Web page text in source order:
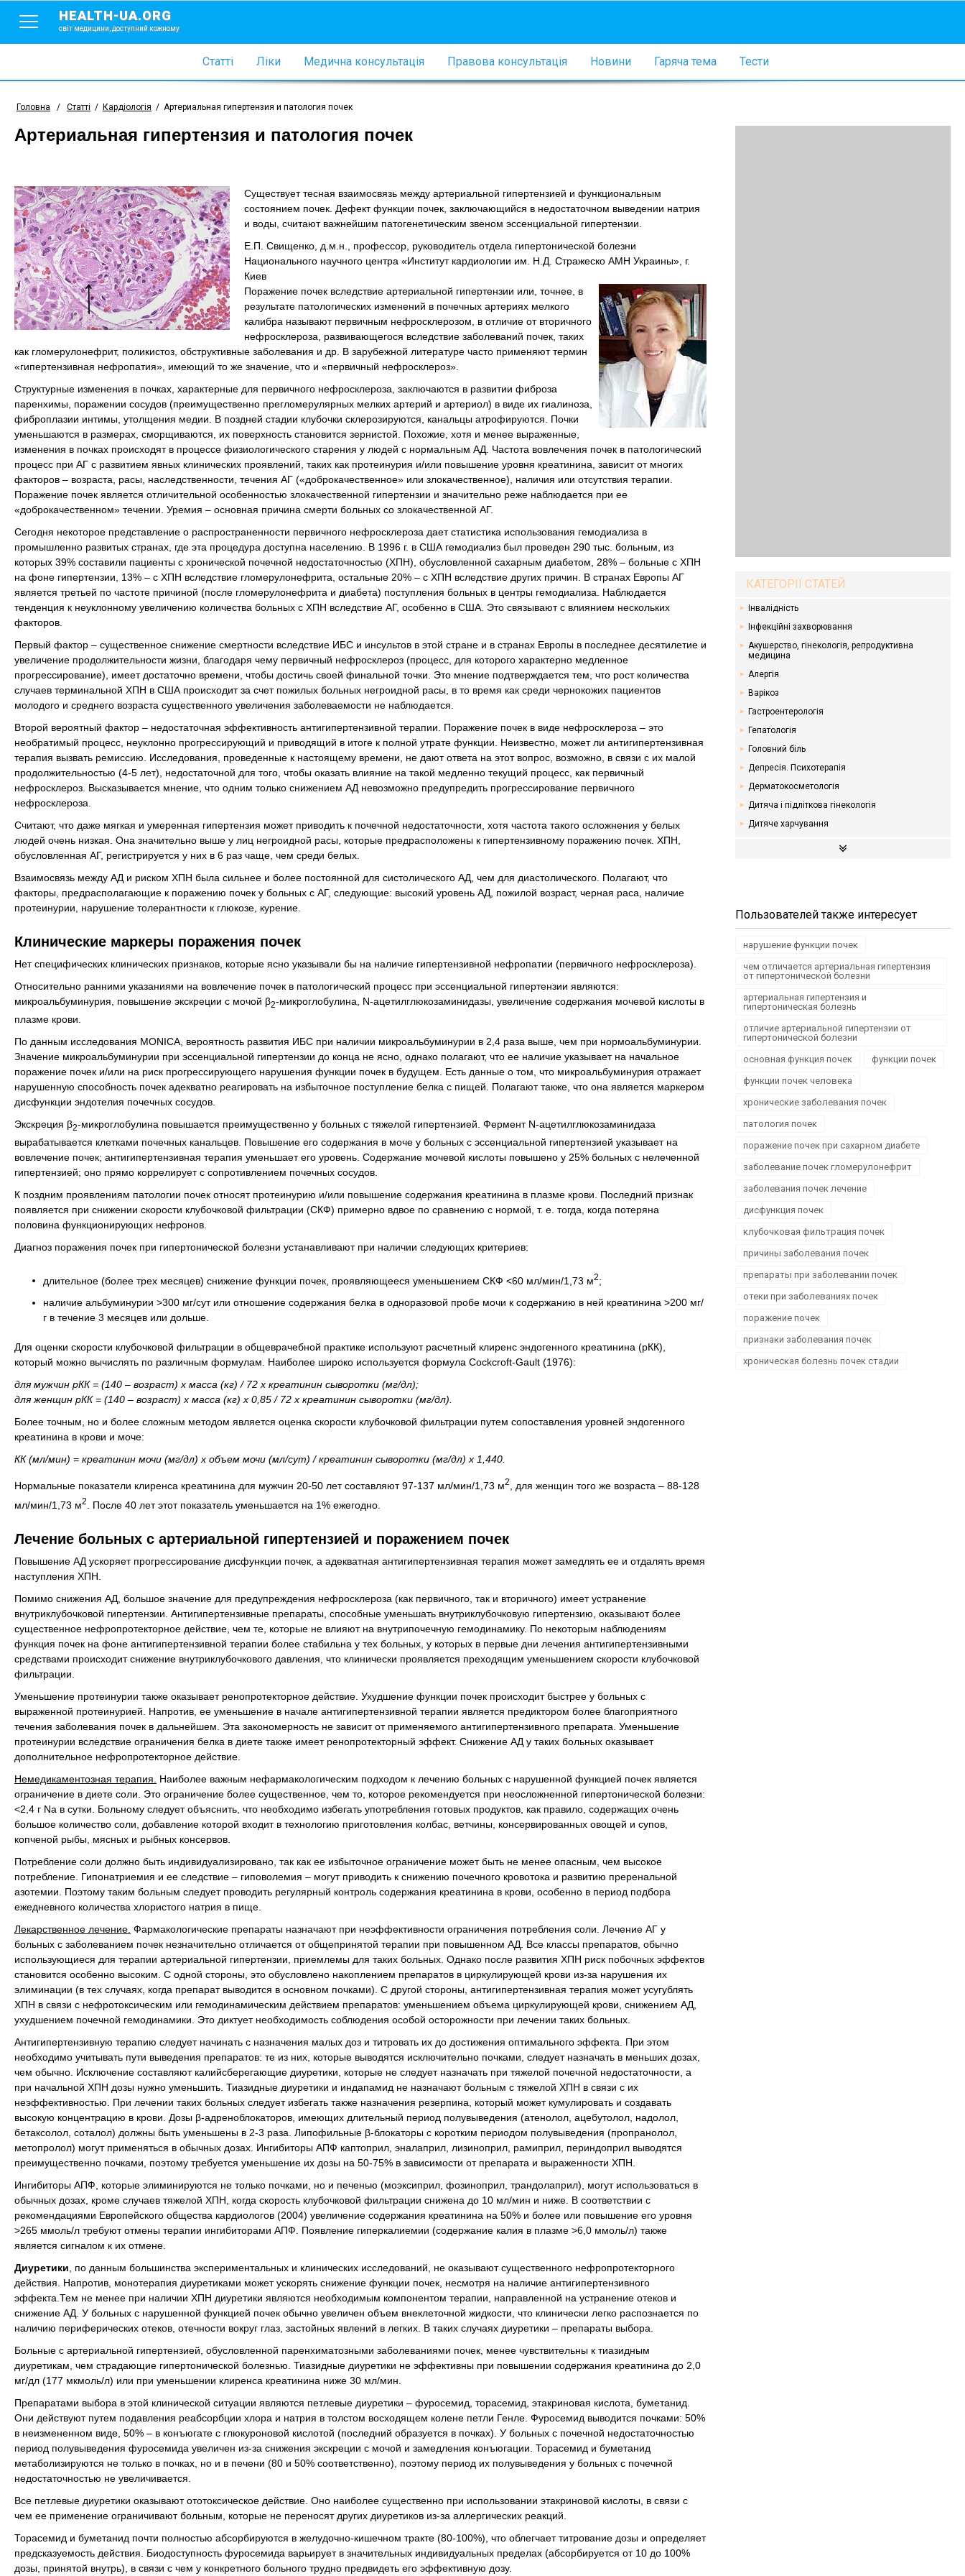
HEALTH-UA.ORG
світ медицини, доступний кожному
Статті Ліки Медична консультація Правова консультація Новини Гаряча тема Тести
Головна / Статті / Кардіологія / Артериальная гипертензия и патология почек
Артериальная гипертензия и патология почек
Существует тесная взаимосвязь между артериальной гипертензией и функциональным
состоянием почек. Дефект функции почек, заключающийся в недостаточном выведении натрия
и воды, считают важнейшим патогенетическим звеном эссенциальной гипертензии.
Е.П. Свищенко, д.м.н., профессор, руководитель отдела гипертонической болезни
Национального научного центра «Институт кардиологии им. Н.Д. Стражеско АМН Украины», г.
Киев
Поражение почек вследствие артериальной гипертензии или, точнее, в
результате патологических изменений в почечных артериях мелкого
калибра называют первичным нефросклерозом, в отличие от вторичного
нефросклероза, развивающегося вследствие заболеваний почек, таких
как гломерулонефрит, поликистоз, обструктивные заболевания и др. В зарубежной литературе часто применяют термин
«гипертензивная нефропатия», имеющий то же значение, что и «первичный нефросклероз».
Структурные изменения в почках, характерные для первичного нефросклероза, заключаются в развитии фиброза
паренхимы, поражении сосудов (преимущественно прегломерулярных мелких артерий и артериол) в виде их гиалиноза,
фиброплазии интимы, утолщения медии. В поздней стадии клубочки склерозируются, канальцы атрофируются. Почки
уменьшаются в размерах, сморщиваются, их поверхность становится зернистой. Похожие, хотя и менее выраженные,
изменения в почках происходят в процессе физиологического старения у людей с нормальным АД. Частота вовлечения почек в патологический
процесс при АГ с развитием явных клинических проявлений, таких как протеинурия и/или повышение уровня креатинина, зависит от многих
факторов – возраста, расы, наследственности, течения АГ («доброкачественное» или злокачественное), наличия или отсутствия терапии.
Поражение почек является отличительной особенностью злокачественной гипертензии и значительно реже наблюдается при ее
«доброкачественном» течении. Уремия – основная причина смерти больных со злокачественной АГ.
Сегодня некоторое представление о распространенности первичного нефросклероза дает статистика использования гемодиализа в
промышленно развитых странах, где эта процедура доступна населению. В 1996 г. в США гемодиализ был проведен 290 тыс. больным, из
которых 39% составили пациенты с хронической почечной недостаточностью (ХПН), обусловленной сахарным диабетом, 28% – больные с ХПН
на фоне гипертензии, 13% – с ХПН вследствие гломерулонефрита, остальные 20% – с ХПН вследствие других причин. В странах Европы АГ
является третьей по частоте причиной (после гломерулонефрита и диабета) поступления больных в центры гемодиализа. Наблюдается
тенденция к неуклонному увеличению количества больных с ХПН вследствие АГ, особенно в США. Это связывают с влиянием нескольких
факторов.
Первый фактор – существенное снижение смертности вследствие ИБС и инсультов в этой стране и в странах Европы в последнее десятилетие и
увеличение продолжительности жизни, благодаря чему первичный нефросклероз (процесс, для которого характерно медленное
прогрессирование), имеет достаточно времени, чтобы достичь своей финальной точки. Это мнение подтверждается тем, что рост количества
случаев терминальной ХПН в США происходит за счет пожилых больных негроидной расы, в то время как среди чернокожих пациентов
молодого и среднего возраста существенного увеличения заболеваемости не наблюдается.
Второй вероятный фактор – недостаточная эффективность антигипертензивной терапии. Поражение почек в виде нефросклероза – это
необратимый процесс, неуклонно прогрессирующий и приводящий в итоге к полной утрате функции. Неизвестно, может ли антигипертензивная
терапия вызвать ремиссию. Исследования, проведенные к настоящему времени, не дают ответа на этот вопрос, возможно, в связи с их малой
продолжительностью (4-5 лет), недостаточной для того, чтобы оказать влияние на такой медленно текущий процесс, как первичный
нефросклероз. Высказывается мнение, что одним только снижением АД невозможно предупредить прогрессирование первичного
нефросклероза.
Считают, что даже мягкая и умеренная гипертензия может приводить к почечной недостаточности, хотя частота такого осложнения у белых
людей очень низкая. Она значительно выше у лиц негроидной расы, которые предрасположены к гипертензивному поражению почек. ХПН,
обусловленная АГ, регистрируется у них в 6 раз чаще, чем среди белых.
Взаимосвязь между АД и риском ХПН была сильнее и более постоянной для систолического АД, чем для диастолического. Полагают, что
факторы, предрасполагающие к поражению почек у больных с АГ, следующие: высокий уровень АД, пожилой возраст, черная раса, наличие
протеинурии, нарушение толерантности к глюкозе, курение.
Клинические маркеры поражения почек
Нет специфических клинических признаков, которые ясно указывали бы на наличие гипертензивной нефропатии (первичного нефросклероза).
Относительно ранними указаниями на вовлечение почек в патологический процесс при эссенциальной гипертензии являются:
микроальбуминурия, повышение экскреции с мочой β2-микроглобулина, N-ацетилглюкозaминидазы, увеличение содержания мочевой кислоты в
плазме крови.
По данным исследования MONICA, вероятность развития ИБС при наличии микроальбуминурии в 2,4 раза выше, чем при нормоальбуминурии.
Значение микроальбуминурии при эссенциальной гипертензии до конца не ясно, однако полагают, что ее наличие указывает на начальное
поражение почек и/или на риск прогрессирующего нарушения функции почек в будущем. Есть данные о том, что микроальбуминурия отражает
нарушенную способность почек адекватно реагировать на избыточное поступление белка с пищей. Полагают также, что она является маркером
дисфункции эндотелия почечных сосудов.
Экскреция β2-микроглобулина повышается преимущественно у больных с тяжелой гипертензией. Фермент N-ацетилглюкозaминидаза
вырабатывается клетками почечных канальцев. Повышение его содержания в моче у больных с эссенциальной гипертензией указывает на
вовлечение почек; антигипертензивная терапия уменьшает его уровень. Содержание мочевой кислоты повышено у 25% больных с нелеченной
гипертензией; оно прямо коррелирует с сопротивлением почечных сосудов.
К поздним проявлениям патологии почек относят протеинурию и/или повышение содержания креатинина в плазме крови. Последний признак
появляется при снижении скорости клубочковой фильтрации (СКФ) примерно вдвое по сравнению с нормой, т. е. тогда, когда потеряна
половина функционирующих нефронов.
Диагноз поражения почек при гипертонической болезни устанавливают при наличии следующих критериев:
длительное (более трех месяцев) снижение функции почек, проявляющееся уменьшением СКФ <60 мл/мин/1,73 м2;
наличие альбуминурии >300 мг/сут или отношение содержания белка в одноразовой пробе мочи к содержанию в ней креатинина >200 мг/
г в течение 3 месяцев или дольше.
Для оценки скорости клубочковой фильтрации в общеврачебной практике используют расчетный клиренс эндогенного креатинина (рКК),
который можно вычислять по различным формулам. Наиболее широко используется формула Cockcroft-Gault (1976):
для мужчин рКК = (140 – возраст) х масса (кг) / 72 х креатинин сыворотки (мг/дл);
для женщин рКК = (140 – возраст) х масса (кг) х 0,85 / 72 х креатинин сыворотки (мг/дл).
Более точным, но и более сложным методом является оценка скорости клубочковой фильтрации путем сопоставления уровней эндогенного
креатинина в крови и моче:
КК (мл/мин) = креатинин мочи (мг/дл) х объем мочи (мл/сут) / креатинин сыворотки (мг/дл) х 1,440.
Нормальные показатели клиренса креатинина для мужчин 20-50 лет составляют 97-137 мл/мин/1,73 м2
, для женщин того же возраста – 88-128
мл/мин/1,73 м2 . После 40 лет этот показатель уменьшается на 1% ежегодно.
Лечение больных с артериальной гипертензией и поражением почек
Повышение АД ускоряет прогрессирование дисфункции почек, а адекватная антигипертензивная терапия может замедлять ее и отдалять время
наступления ХПН.
Помимо снижения АД, большое значение для предупреждения нефросклероза (как первичного, так и вторичного) имеет устранение
внутриклубочковой гипертензии. Антигипертензивные препараты, способные уменьшать внутриклубочковую гипертензию, оказывают более
существенное нефропротекторное действие, чем те, которые не влияют на внутрипочечную гемодинамику. По некоторым наблюдениям
функция почек на фоне антигипертензивной терапии более стабильна у тех больных, у которых в первые дни лечения антигипертензивными
средствами происходит снижение внутриклубочкового давления, что клинически проявляется преходящим уменьшением скорости клубочковой
фильтрации.
Уменьшение протеинурии также оказывает ренопротекторное действие. Ухудшение функции почек происходит быстрее у больных с
выраженной протеинурией. Напротив, ее уменьшение в начале антигипертензивной терапии является предиктором более благоприятного
течения заболевания почек в дальнейшем. Эта закономерность не зависит от применяемого антигипертензивного препарата. Уменьшение
протеинурии вследствие ограничения белка в диете также имеет ренопротекторный эффект. Снижение АД у таких больных оказывает
дополнительное нефропротекторное действие.
Немедикаментозная терапия.
Наиболее важным нефармакологическим подходом к лечению больных с нарушенной функцией почек является
ограничение в диете соли. Это ограничение более существенное, чем то, которое рекомендуется при неосложненной гипертонической болезни:
<2,4 г Na в сутки. Больному следует объяснить, что необходимо избегать употребления готовых продуктов, как правило, содержащих очень
большое количество соли, добавление которой входит в технологию приготовления колбас, ветчины, консервированных овощей и супов,
копченой рыбы, мясных и рыбных консервов.
Потребление соли должно быть индивидуализировано, так как ее избыточное ограничение может быть не менее опасным, чем высокое
потребление. Гипонатриемия и ее следствие – гиповолемия – могут приводить к снижению почечного кровотока и развитию преренальной
азотемии. Поэтому таким больным следует проводить регулярный контроль содержания креатинина в крови, особенно в период подбора
ежедневного количества хлористого натрия в пище.
Лекарственное лечение. Фармакологические препараты назначают при неэффективности ограничения потребления соли. Лечение АГ у
больных с заболеванием почек незначительно отличается от общепринятой терапии при повышенном АД. Все классы препаратов, обычно
использующиеся для терапии артериальной гипертензии, приемлемы для таких больных. Однако после развития ХПН риск побочных эффектов
становится особенно высоким. С одной стороны, это обусловлено накоплением препаратов в циркулирующей крови из-за нарушения их
элиминации (в тех случаях, когда препарат выводится в основном почками). С другой стороны, антигипертензивная терапия может усугублять
ХПН в связи с нефротоксическим или гемодинамическим действием препаратов: уменьшением объема циркулирующей крови, снижением АД,
ухудшением почечной гемодинамики. Это диктует необходимость соблюдения особой осторожности при лечении таких больных.
Антигипертензивную терапию следует начинать с назначения малых доз и титровать их до достижения оптимального эффекта. При этом
необходимо учитывать пути выведения препаратов: те из них, которые выводятся исключительно почками, следует назначать в меньших дозах,
чем обычно. Исключение составляют калийсберегающие диуретики, которые не следует назначать при тяжелой почечной недостаточности, а
при начальной ХПН дозы нужно уменьшить. Тиазидные диуретики и индапамид не назначают больным с тяжелой ХПН в связи с их
неэффективностью. При лечении таких больных следует избегать также назначения резерпина, который может кумулировать и создавать
высокую концентрацию в крови. Дозы β-адреноблокаторов, имеющих длительный период полувыведения (атенолол, ацебутолол, надолол,
бетаксолол, соталол) должны быть уменьшены в 2-3 раза. Липофильные β-блокаторы с коротким периодом полувыведения (пропранолол,
метопролол) могут применяться в обычных дозах. Ингибиторы АПФ каптоприл, эналаприл, лизиноприл, рамиприл, периндоприл выводятся
преимущественно почками, поэтому требуется уменьшение их дозы на 50-75% в зависимости от препарата и выраженности ХПН.
Ингибиторы АПФ, которые элиминируются не только почками, но и печенью (моэксиприл, фозиноприл, трандолаприл), могут использоваться в
обычных дозах, кроме случаев тяжелой ХПН, когда скорость клубочковой фильтрации снижена до 10 мл/мин и ниже. В соответствии с
рекомендациями Европейского общества кардиологов (2004) увеличение содержания креатинина на 50% и более или повышение его уровня
>265 ммоль/л требуют отмены терапии ингибиторами АПФ. Появление гиперкалиемии (содержание калия в плазме >6,0 ммоль/л) также
является сигналом к их отмене.
Диуретики , по данным большинства экспериментальных и клинических исследований, не оказывают существенного нефропротекторного
действия. Напротив, монотерапия диуретиками может ускорять снижение функции почек, несмотря на наличие антигипертензивного
эффекта.Тем не менее при наличии ХПН диуретики являются необходимым компонентом терапии, направленной на устранение отеков и
снижение АД. У больных с нарушенной функцией почек обычно увеличен объем внеклеточной жидкости, что клинически легко распознается по
наличию периферических отеков, отечности вокруг глаз, застойных явлений в легких. В таких случаях диуретики – препараты выбора.
Больные с артериальной гипертензией, обусловленной паренхиматозными заболеваниями почек, менее чувствительны к тиазидным
диуретикам, чем страдающие гипертонической болезнью. Тиазидные диуретики не эффективны при повышении содержания креатинина до 2,0
мг/дл (177 мкмоль/л) или при уменьшении клиренса креатинина ниже 30 мл/мин.
Препаратами выбора в этой клинической ситуации являются петлевые диуретики – фуросемид, торасемид, этакриновая кислота, буметанид.
Они действуют путем подавления реабсорбции хлора и натрия в толстом восходящем колене петли Генле. Фуросемид выводится почками: 50%
в неизмененном виде, 50% – в конъюгате с глюкуроновой кислотой (последний образуется в почках). У больных с почечной недостаточностью
период полувыведения фуросемида увеличен из-за снижения экскреции с мочой и замедления конъюгации. Торасемид и буметанид
метаболизируются не только в почках, но и в печени (80 и 50% соответственно), поэтому период их полувыведения у больных с почечной
недостаточностью не увеличивается.
Все петлевые диуретики оказывают ототоксическое действие. Оно наиболее существенно при использовании этакриновой кислоты, в связи с
чем ее применение ограничивают больным, которые не переносят других диуретиков из-за аллергических реакций.
Торасемид и буметанид почти полностью абсорбируются в желудочно-кишечном тракте (80-100%), что облегчает титрование дозы и определяет
предсказуемость действия. Биодоступность фуросемида варьирует в значительных индивидуальных пределах (абсорбируется от 10 до 100%
дозы, принятой внутрь), в связи с чем у конкретного больного трудно предвидеть его эффективную дозу.
КАТЕГОРІЇ СТАТЕЙ
Інвалідність
Інфекційні захворювання
Акушерство, гінекологія, репродуктивна
медицина
Алергія
Варікоз
Гастроентерологія
Гепатологія
Головний біль
Депресія. Психотерапія
Дерматокосметологія
Дитяча і підліткова гінекологія
Дитяче харчування
Ендокринологія. Цукровий діабет
Неврологія
Офтальмологія
Пульмонологія, фтизіатрія
Стоматологія. Захворювання порожнини рота
Урологія і нефрологія
Школа здоров'я
Щеплення
Пользователей также интересует
нарушение функции почек
чем отличается артериальная гипертензия
от гипертонической болезни
артериальная гипертензия и
гипертоническая болезнь
отличие артериальной гипертензии от
гипертонической болезни
основная функция почек
функции почек
функции почек человека
хронические заболевания почек
патология почек
поражение почек при сахарном диабете
заболевание почек гломерулонефрит
заболевания почек лечение
дисфункция почек
клубочковая фильтрация почек
причины заболевания почек
препараты при заболевании почек
отеки при заболеваниях почек
поражение почек
признаки заболевания почек
хроническая болезнь почек стадии